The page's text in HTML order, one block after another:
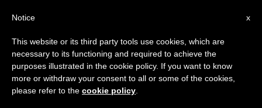
Il legame tra Giovanni XXIII e il
card. Wyszyński
x
Notice
This website or its third party tools use cookies, which are
necessary to its functioning and required to achieve the
purposes illustrated in the cookie policy. If you want to know
more or withdraw your consent to all or some of the cookies,
please refer to the cookie policy